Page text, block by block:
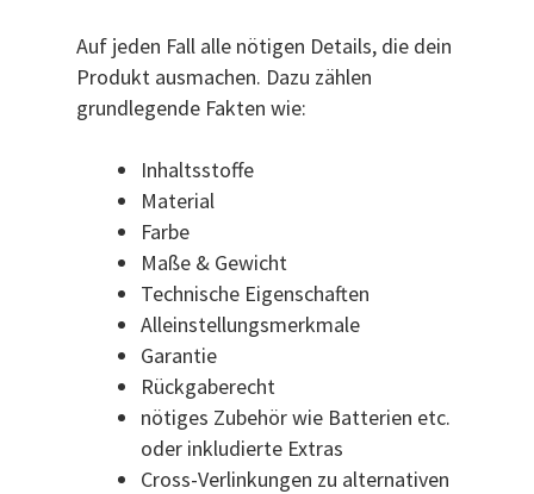
Auf jeden Fall alle nötigen Details, die dein
Produkt ausmachen. Dazu zählen
grundlegende Fakten wie:
Inhaltsstoffe
Material
Farbe
Maße & Gewicht
Technische Eigenschaften
Alleinstellungsmerkmale
Garantie
Rückgaberecht
nötiges Zubehör wie Batterien etc.
oder inkludierte Extras
Cross-Verlinkungen zu alternativen